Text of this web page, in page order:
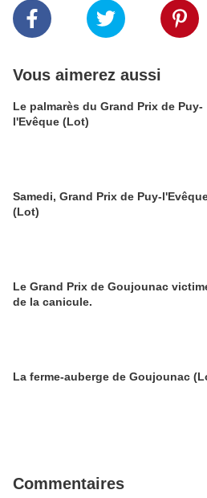
Vous aimerez aussi
Le palmarès du Grand Prix de Puy-
l'Evêque (Lot)
Samedi, Grand Prix de Puy-
(Lot)
Le Grand Prix de Goujounac
de la canicule.
La ferme-
Commentaires